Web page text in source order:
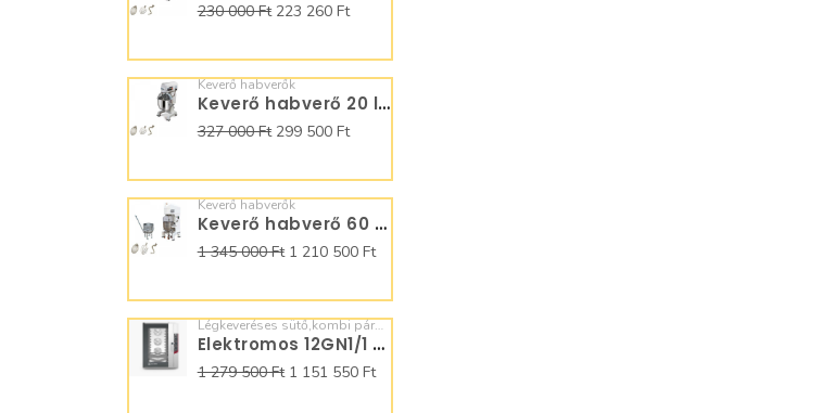
230 000 Ft223 260 Ft
Keverő habverők
Keverő habverő 20 literes B20
327 000 Ft299 500 Ft
Keverő habverők
Keverő habverő 60 literes B60A C784600
1 345 000 Ft1 210 500 Ft
Légkeveréses sütő,kombi pároló
Elektromos 12GN1/1 Kombipároló Manuális SQ12M0N0
1 279 500 Ft1 151 550 Ft